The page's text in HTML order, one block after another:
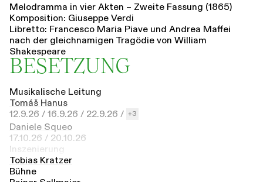
Melodramma in vier Akten – Zweite Fassung (1865)
Komposition: Giuseppe Verdi
Libretto: Francesco Maria Piave und Andrea Maffei
nach der gleichnamigen Tragödie von William
Shakespeare
BESETZUNG
Musikalische Leitung
Tomáš Hanus
12.9.26 / 16.9.26 / 22.9.26 / 3
Daniele Squeo
17.10.26 / 20.10.26
Inszenierung
Tobias Kratzer
Bühne